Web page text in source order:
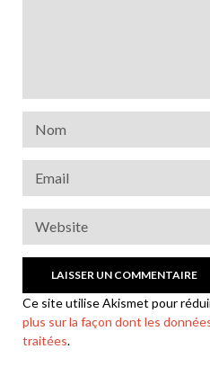
Ce site utilise Akismet pour
plus sur la façon dont les
traitées.